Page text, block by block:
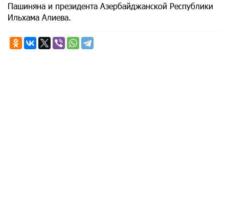
Пашиняна и президента Азербайджанской Республики
Ильхама Алиева.